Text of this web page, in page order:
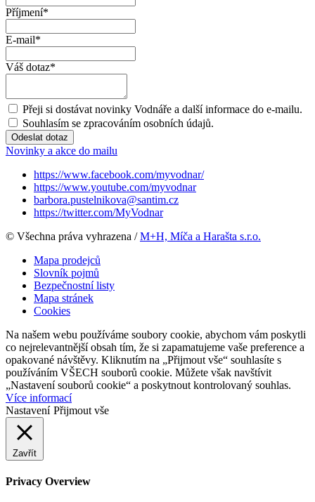
Příjmení*
E-mail*
Váš dotaz*
Přeji si dostávat novinky Vodnáře a další informace do e-mailu.
Souhlasím se zpracováním osobních údajů.
Odeslat dotaz
Novinky a akce do mailu
https://www.facebook.com/myvodnar/
https://www.youtube.com/myvodnar
barbora.pustelnikova@santim.cz
https://twitter.com/MyVodnar
© Všechna práva vyhrazena /M+H, Míča a Harašta s.r.o.
Mapa prodejců
Slovník pojmů
Bezpečnostní listy
Mapa stránek
Cookies
Na našem webu používáme soubory cookie, abychom vám poskytli
co nejrelevantnější obsah tím, že si zapamatujeme vaše preference a
opakované návštěvy. Kliknutím na „Přijmout vše“ souhlasíte s
používáním VŠECH souborů cookie. Můžete však navštívit
„Nastavení souborů cookie“ a poskytnout kontrolovaný souhlas.
Více informací
Nastavení Přijmout vše
Zavřít
Privacy Overview